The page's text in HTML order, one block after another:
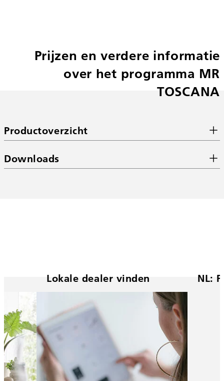
Prijzen en verdere informatie
over het programma MR
TOSCANA
Productoverzicht
Downloads
Lokale dealer vinden NL: